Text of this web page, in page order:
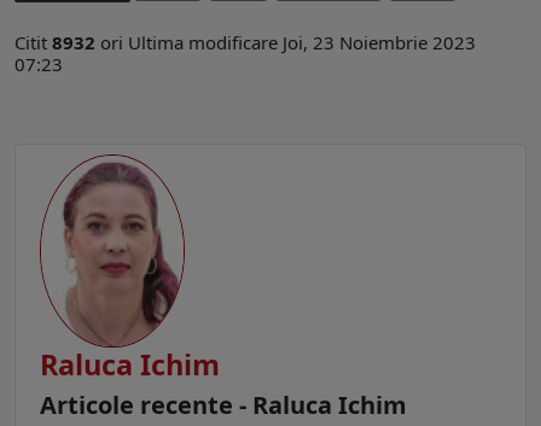
Citit 8932 ori Ultima modificare Joi, 23 Noiembrie 2023
07:23
Raluca Ichim
Articole recente - Raluca Ichim